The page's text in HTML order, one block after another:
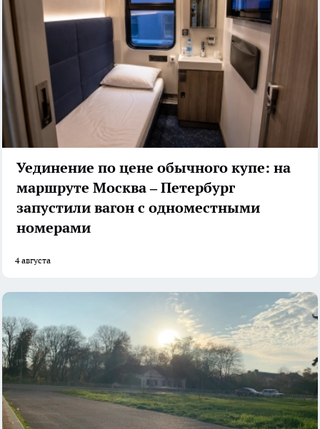
Уединение по цене обычного купе: на
маршруте Москва – Петербург
запустили вагон с одноместными
номерами
4 августа